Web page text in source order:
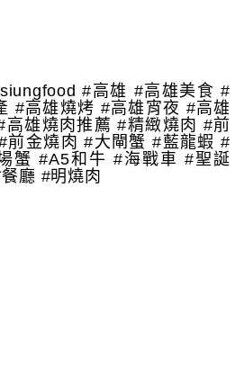
#高雄 #高雄美食 #
#高雄燒烤 #高雄宵夜 #高雄
雄燒肉推薦 #精緻燒肉 #前
前金燒肉 #大閘蟹 #藍龍蝦 #
蟹 #A5和牛 #海戰車 #聖誕
廳 #明燒肉